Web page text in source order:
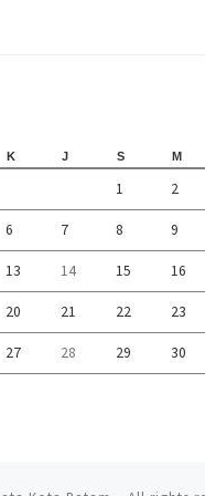
K J S M
1 2
6 7 8 9
13 14 15 16
20 21 22 23
27 28 29
30